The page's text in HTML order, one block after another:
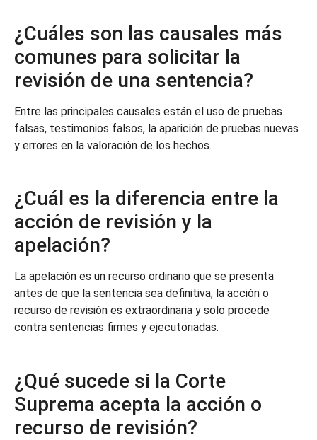
¿Cuáles son las causales más
comunes para solicitar la
revisión de una sentencia?
Entre las principales causales están el uso de pruebas
falsas, testimonios falsos, la aparición de pruebas nuevas
y errores en la valoración de los hechos.
¿Cuál es la diferencia entre la
acción de revisión y la
apelación?
La apelación es un recurso ordinario que se presenta
antes de que la sentencia sea definitiva; la acción o
recurso de revisión es extraordinaria y solo procede
contra sentencias firmes y ejecutoriadas.
¿Qué sucede si la Corte
Suprema acepta la acción o
recurso de revisión?